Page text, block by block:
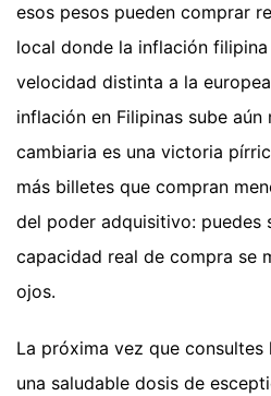
esos pesos pueden comprar
local donde la inflación
velocidad distinta a la
inflación en Filipinas sube
cambiaria es una victoria
más billetes que compran
del poder adquisitivo: puedes
capacidad real de compra se
ojos.
La próxima vez que
una saludable dosis de